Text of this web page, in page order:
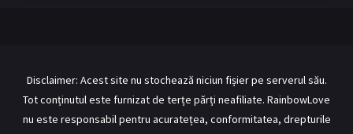
Disclaimer: Acest site nu stochează niciun fișier pe serverul său.
Tot conținutul este furnizat de terțe părți neafiliate. RainbowLove
nu este responsabil pentru acuratețea, conformitatea, drepturile